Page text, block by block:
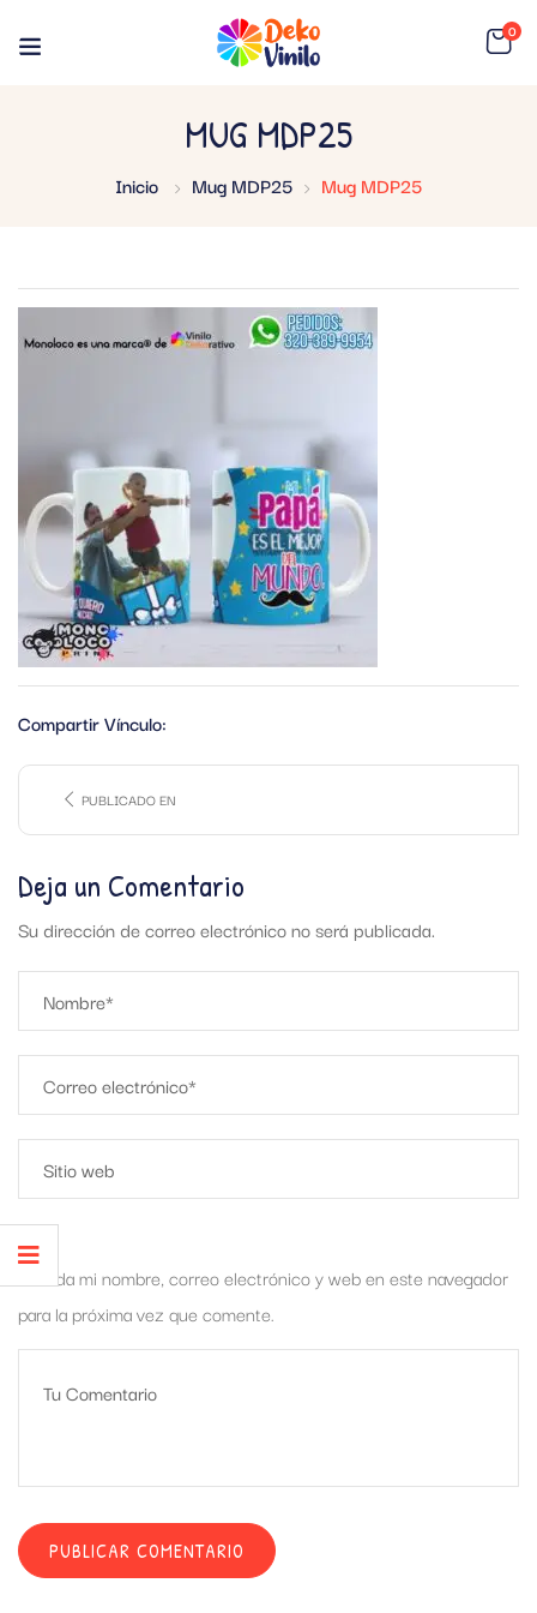
0
MUG MDP25
Inicio Mug MDP25 Mug MDP25
Compartir Vínculo:
PUBLICADO EN
Deja un Comentario
Su dirección de correo electrónico no será publicada.
Guarda mi nombre, correo electrónico y web en este navegador
para la próxima vez que comente.